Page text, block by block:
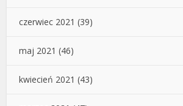
czerwiec 2021 (39)
maj 2021 (46)
kwiecień 2021 (43)